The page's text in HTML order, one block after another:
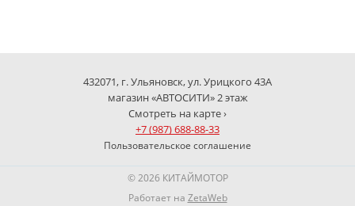
432071, г. Ульяновск, ул. Урицкого 43А
магазин «АВТОСИТИ» 2 этаж
Смотреть на карте ›
+7 (987) 688-88-33
Пользовательское соглашение
© 2026 КИТАЙМОТОР
Работает на ZetaWeb